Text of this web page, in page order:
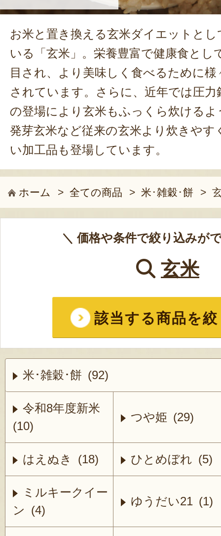
お米と置き換える玄米ダイエットと
いる「玄米」。栄養豊富で健康食とし
目され、より美味しく食べるために
されています。さらに、近年では圧力
の登場により玄米もふっくら炊ける
発芽玄米など従来の玄米より炊きやす
い加工品も登場しています。
ホーム > 全ての商品 > 米･雑穀･餅 >
＼ 価格や条件で絞り込みが
玄米
該当する商品を
米･雑穀･餅 (92)
令和8年度新米
(10)
つや姫 (29)
はえぬき (18) ひとめぼれ (5)
ミルキークイー
ン (4)
ゆうだい21 (1)